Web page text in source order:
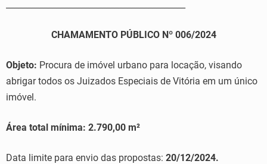
CHAMAMENTO PÚBLICO Nº 006/2024
Objeto: Procura de imóvel urbano para locação, visando
abrigar todos os Juizados Especiais de Vitória em um único
imóvel.
Área total mínima: 2.790,00 m²
Data limite para envio das propostas: 20/12/2024.